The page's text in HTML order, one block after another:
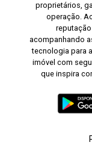
proprietários,
operação.
acompanhando
tecnologia para
imóvel com
que inspira